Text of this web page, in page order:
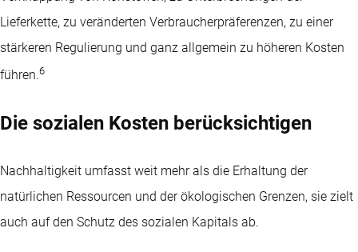
Lieferkette, zu veränderten Verbraucherpräferenzen, zu einer
stärkeren Regulierung und ganz allgemein zu höheren Kosten
führen.6
Die sozialen Kosten berücksichtigen
Nachhaltigkeit umfasst weit mehr als die Erhaltung der
natürlichen Ressourcen und der ökologischen Grenzen, sie zielt
auch auf den Schutz des sozialen Kapitals ab.